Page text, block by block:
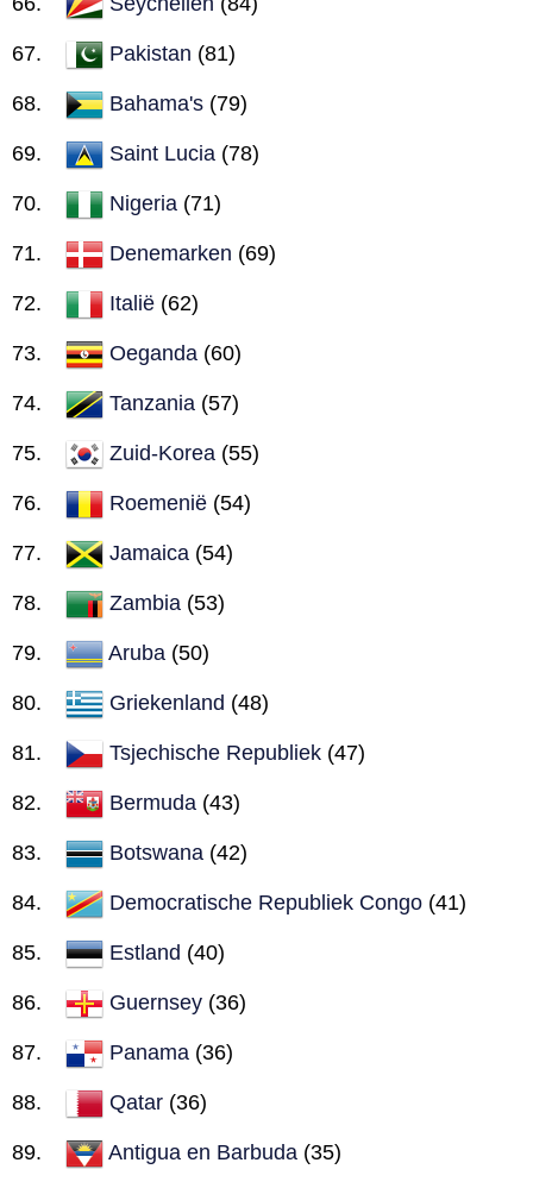
Pakistan (81)
Bahama's (79)
Saint Lucia (78)
Nigeria (71)
Denemarken (69)
Italië (62)
Oeganda (60)
Tanzania (57)
Zuid-Korea (55)
Roemenië (54)
Jamaica (54)
Zambia (53)
Aruba (50)
Griekenland (48)
Tsjechische Republiek (47)
Bermuda (43)
Botswana (42)
Democratische Republiek Congo (41)
Estland (40)
Guernsey (36)
Panama (36)
Qatar (36)
Antigua en Barbuda (35)